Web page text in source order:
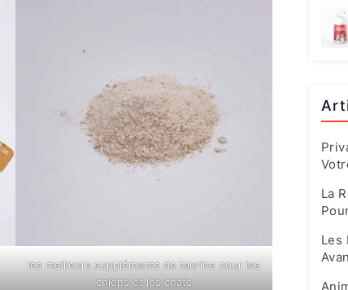
les meilleurs suppléments de taurine pour les
chiens et les chats
La
Les